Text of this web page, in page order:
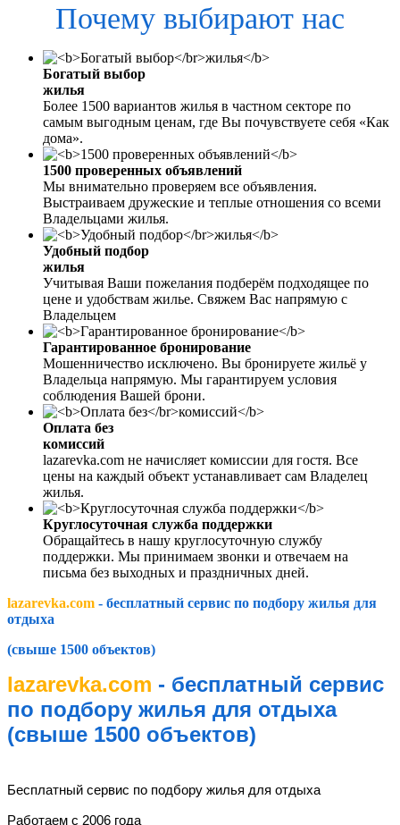
Почему выбирают нас
Богатый выбор
жилья
Более 1500 вариантов жилья в частном секторе по
самым выгодным ценам, где Вы почувствуете себя «Как
дома».
1500 проверенных объявлений
Мы внимательно проверяем все объявления.
Выстраиваем дружеские и теплые отношения со всеми
Владельцами жилья.
Удобный подбор
жилья
Учитывая Ваши пожелания подберём подходящее по
цене и удобствам жилье. Свяжем Вас напрямую с
Владельцем
Гарантированное бронирование
Мошенничество исключено. Вы бронируете жильё у
Владельца напрямую. Мы гарантируем условия
соблюдения Вашей брони.
Оплата без
комиссий
lazarevka.com не начисляет комиссии для гостя. Все
цены на каждый объект устанавливает сам Владелец
жилья.
Круглосуточная служба поддержки
Обращайтесь в нашу круглосуточную службу
поддержки. Мы принимаем звонки и отвечаем на
письма без выходных и праздничных дней.
lazarevka.com - бесплатный сервис по подбору жилья для
отдыха
(свыше 1500 объектов)
lazarevka.com - бесплатный сервис
по подбору жилья для отдыха
(свыше 1500 объектов)
Бесплатный сервис по подбору жилья для отдыха
Работаем с 2006 года